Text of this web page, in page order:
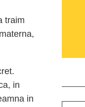
traim
in
in